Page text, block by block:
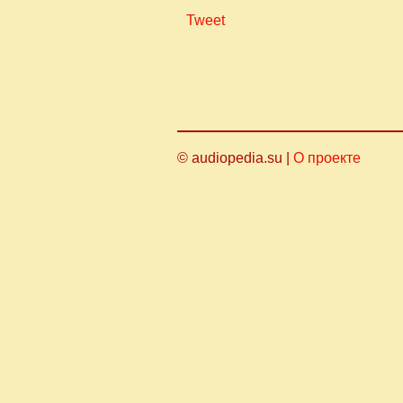
Tweet
© audiopedia.su | О проекте